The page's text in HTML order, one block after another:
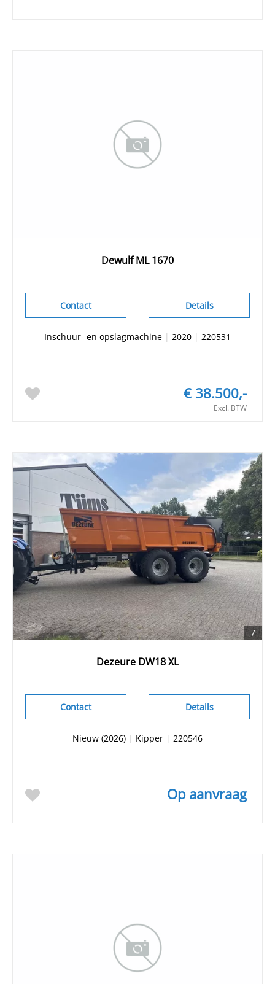
Dewulf ML 1670
Details
Contact
Inschuur- en opslagmachine | 2020 | 220531
€ 38.500,-
Excl. BTW
7
Dezeure DW18 XL
Details
Contact
Nieuw (2026) | Kipper | 220546
Op aanvraag